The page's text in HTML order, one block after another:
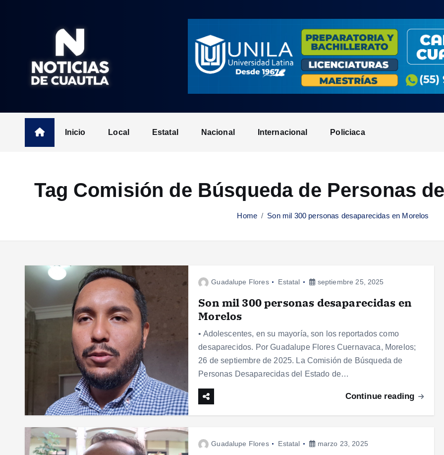
n
Inicio Local Estatal Nacional Internacional Policiaca
Tag Comisión de Búsqueda de Personas
Home Son mil 300 personas desaparecidas en Morelos
Guadalupe Flores Estatal septiembre 25, 2025
Son mil 300 personas desaparecidas en
Morelos
• Adolescentes, en su mayoría, son los reportados como
desaparecidos. Por Guadalupe Flores Cuernavaca, Morelos;
26 de septiembre de 2025. La Comisión de Búsqueda de
Personas Desaparecidas del Estado de…
Continue reading
Guadalupe Flores Estatal marzo 23, 2025